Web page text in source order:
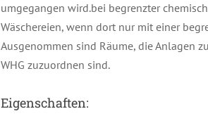
umgegangen wird.bei begrenzter
Wäschereien, wenn dort nur mit einer
Ausgenommen sind Räume, die Anlagen
WHG zuzuordnen sind.
Eigenschaften: